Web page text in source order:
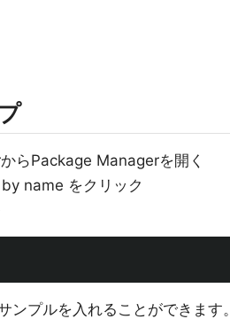
らPackage Managerを開く
name をクリック
プルを入れることができます。